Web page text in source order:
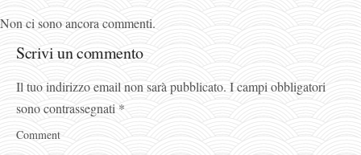
Non ci sono ancora commenti.
Scrivi un commento
Il tuo indirizzo email non sarà pubblicato. I campi obbligatori
sono contrassegnati *
Comment